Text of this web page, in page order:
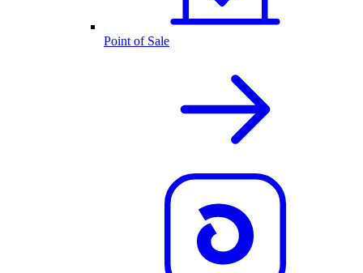
Point of Sale